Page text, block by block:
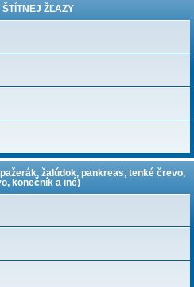
ŠTÍTNEJ ŽĽAZY
žalúdok, pankreas, tenké črevo,
konečník a iné)